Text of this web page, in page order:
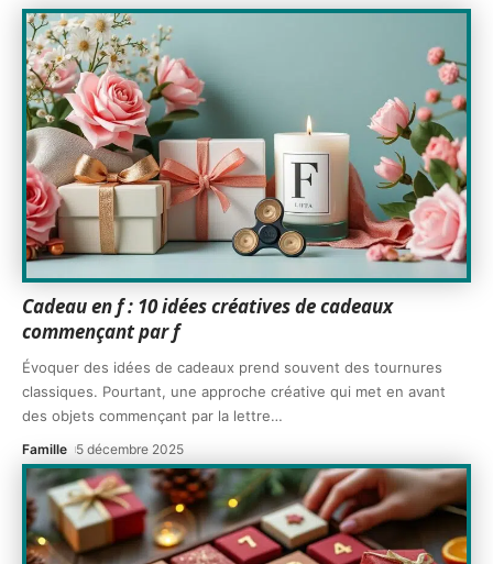
Cadeau en f : 10 idées créatives de cadeaux
commençant par f
Évoquer des idées de cadeaux prend souvent des tournures
classiques. Pourtant, une approche créative qui met en avant
des objets commençant par la lettre…
Famille 5 décembre 2025